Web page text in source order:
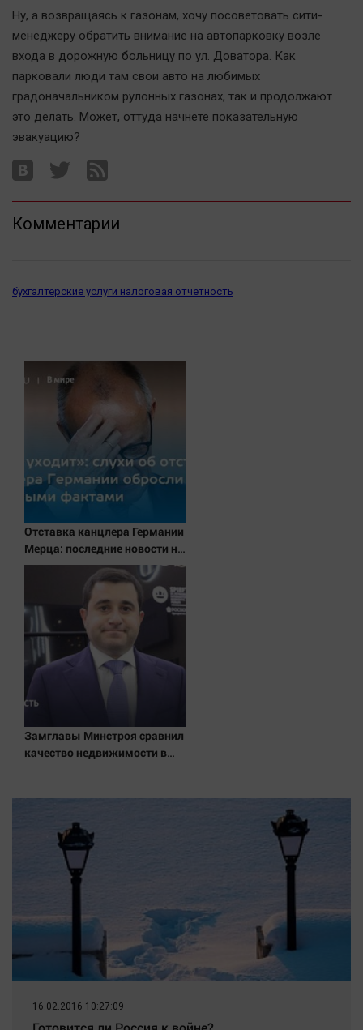
Персона
Последняя инстанция
Светская жизнь
Точка на карте
Ну, а возвращаясь к газонам, хочу посоветовать сити-
менеджеру обратить внимание на автопарковку возле
входа в дорожную больницу по ул. Доватора. Как
парковали люди там свои авто на любимых
градоначальником рулонных газонах, так и продолжают
это делать. Может, оттуда начнете показательную
эвакуацию?
Комментарии
бухгалтерские услуги налоговая отчетность
Отставка канцлера Германии
Мерца: последние новости на
7 августа 2026 и прогнозы
Замглавы Минстроя сравнил
качество недвижимости в
16.02.2016 10:27:09